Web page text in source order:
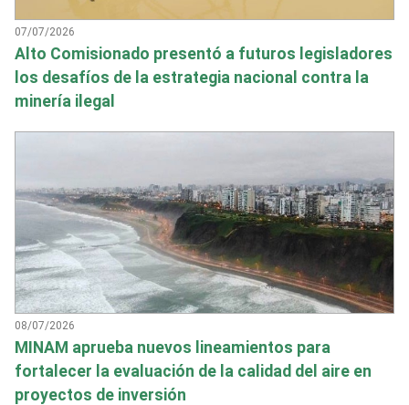
07/07/2026
Alto Comisionado presentó a futuros legisladores
los desafíos de la estrategia nacional contra la
minería ilegal
08/07/2026
MINAM aprueba nuevos lineamientos para
fortalecer la evaluación de la calidad del aire en
proyectos de inversión